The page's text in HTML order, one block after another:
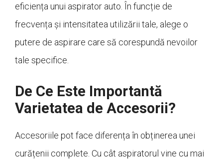
eficiența unui aspirator auto. În funcție de
frecvența și intensitatea utilizării tale, alege o
putere de aspirare care să corespundă nevoilor
tale specifice.
De Ce Este Importantă
Varietatea de Accesorii?
Accesoriile pot face diferența în obținerea unei
curățenii complete. Cu cât aspiratorul vine cu mai